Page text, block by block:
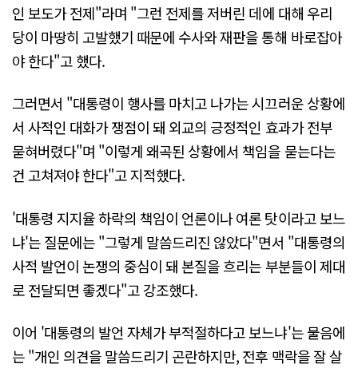
인 보도가 전제"라며 "그런 전제를 저버린 데에 대해 우리
당이 마땅히 고발했기 때문에 수사와 재판을 통해 바로잡아
야 한다"고 했다.
그러면서 "대통령이 행사를 마치고 나가는 시끄러운 상황에
서 사적인 대화가 쟁점이 돼 외교의 긍정적인 효과가 전부
묻혀버렸다"며 "이렇게 왜곡된 상황에서 책임을 묻는다는
건 고쳐져야 한다"고 지적했다.
'대통령 지지율 하락의 책임이 언론이나 여론 탓이라고 보느
냐'는 질문에는 "그렇게 말씀드리진 않았다"면서 "대통령의
사적 발언이 논쟁의 중심이 돼 본질을 흐리는 부분들이 제대
로 전달되면 좋겠다"고 강조했다.
이어 '대통령의 발언 자체가 부적절하다고 보느냐'는 물음에
는 "개인 의견을 말씀드리기 곤란하지만, 전후 맥락을 잘 살